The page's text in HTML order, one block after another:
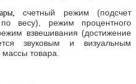
счетный режим (подсчет
по весу), режим процентного
взвешивания (достижение
звуковым и визуальным
товара.